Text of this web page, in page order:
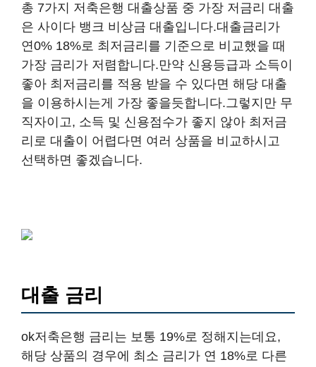
총 7가지 저축은행 대출상품 중 가장 저금리 대출
은 사이다 뱅크 비상금 대출입니다.대출금리가
연0% 18%로 최저금리를 기준으로 비교했을 때
가장 금리가 저렴합니다.만약 신용등급과 소득이
좋아 최저금리를 적용 받을 수 있다면 해당 대출
을 이용하시는게 가장 좋을듯합니다.그렇지만 무
직자이고, 소득 및 신용점수가 좋지 않아 최저금
리로 대출이 어렵다면 여러 상품을 비교하시고
선택하면 좋겠습니다.
대출 금리
ok저축은행 금리는 보통 19%로 정해지는데요,
해당 상품의 경우에 최소 금리가 연 18%로 다른